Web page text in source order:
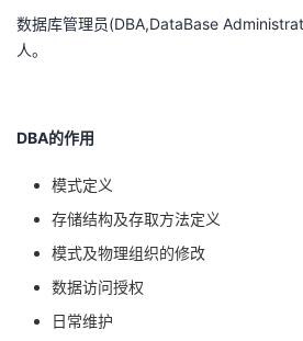
数据库管理员(DBA,DataBase
人。
DBA的作用
模式定义
存储结构及存取方法定义
模式及物理组织的修改
数据访问授权
日常维护